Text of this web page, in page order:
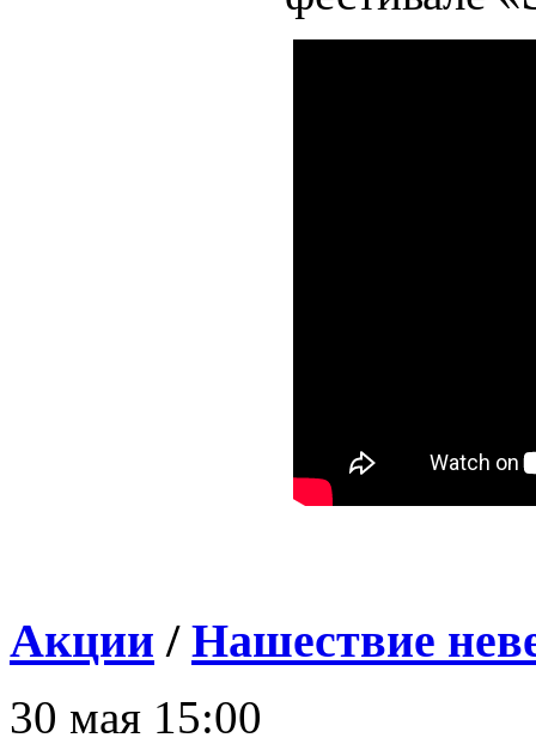
Акции / Нашествие
30 мая 15:00